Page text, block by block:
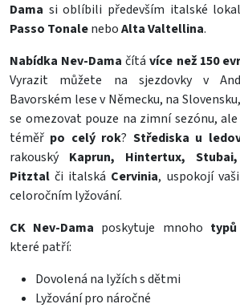
Dama si oblíbili především italské
Passo TonaleneboAlta Valtellina.
Nabídka Nev-Dama čítávíce než 150
Vyrazit můžete na sjezdovky v
Bavorském lese v Německu, na
se omezovat pouze na zimní sezónu, ale
téměř po celý rok? Střediska u
rakouský Kaprun, Hintertux,
Pitztal či italská Cervinia, uspokojí
celoročním lyžování.
CK Nev-Dama poskytuje mnoho
které patří:
Dovolená na lyžích s dětmi
Lyžování pro náročné